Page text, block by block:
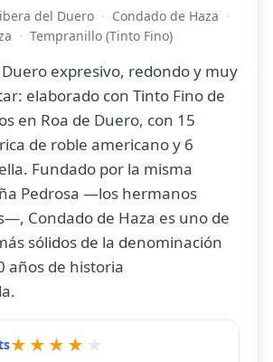
del Duero
Condado de Haza
Tempranillo (Tinto Fino)
expresivo, redondo y muy
elaborado con Tinto Fino de
en Roa de Duero, con 15
de roble americano y 6
Fundado por la misma
Pedrosa —los hermanos
Condado de Haza es uno de
sólidos de la denominación
años de historia